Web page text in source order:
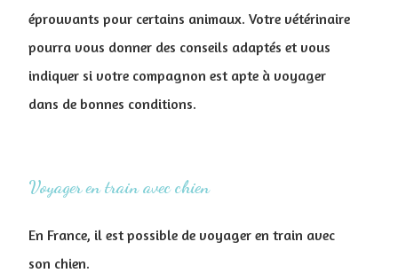
éprouvants pour certains animaux. Votre vétérinaire
pourra vous donner des conseils adaptés et vous
indiquer si votre compagnon est apte à voyager
dans de bonnes conditions.
Voyager en train avec chien
En France, il est possible de voyager en train avec
son chien.